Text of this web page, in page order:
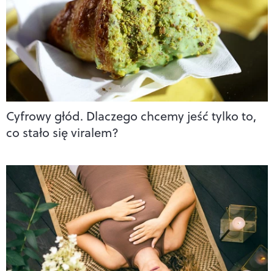
Cyfrowy głód. Dlaczego chcemy jeść tylko to,
co stało się viralem?